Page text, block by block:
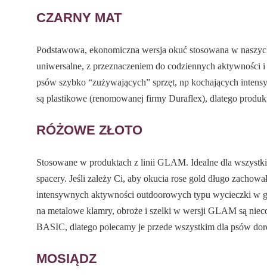
CZARNY MAT
Podstawowa, ekonomiczna wersja okuć stosowana w
uniwersalne, z przeznaczeniem do codziennych aktywności
psów szybko “zużywających” sprzęt, np kochających
są plastikowe (renomowanej firmy Duraflex), dlatego
RÓŻOWE ZŁOTO
Stosowane w produktach z linii GLAM. Idealne dla
spacery. Jeśli zależy Ci, aby okucia rose gold długo
intensywnych aktywności outdoorowych typu wycieczki w
na metalowe klamry, obroże i szelki w wersji GLAM są
BASIC, dlatego polecamy je przede wszystkim dla psów
MOSIĄDZ